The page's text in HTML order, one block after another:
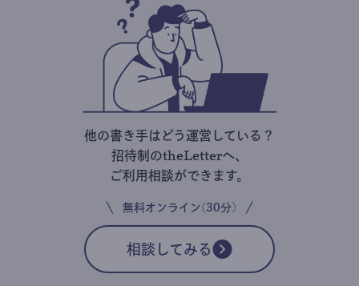
他の書き手はどう運営している？
招待制のtheLetterへ、
ご利用相談ができます。
無料オンライン(30分)
相談してみる